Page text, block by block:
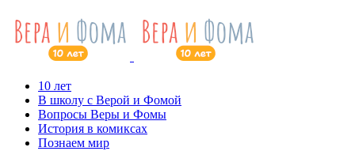
10 лет
В школу с Верой и Фомой
Вопросы Веры и Фомы
История в комиксах
Познаем мир